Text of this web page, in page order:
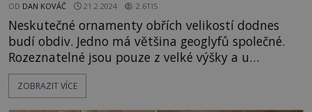
OD DAN KOVÁČ 21.2.2024 2.6TIS
Neskutečné ornamenty obřích velikostí dodnes
budí obdiv. Jedno má většina geoglyfů společné.
Rozeznatelné jsou pouze z velké výšky a u
převážné většiny se přesně neví, za jakým účelem
vlastně vznikly. Nejinak je tomu i se Stepními
ZOBRAZIT VÍCE